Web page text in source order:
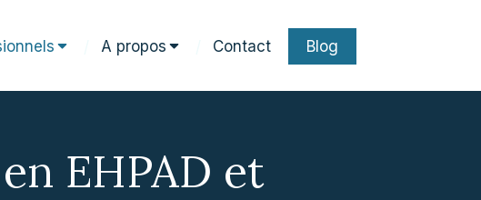
A propos Contact Blog
EHPAD et